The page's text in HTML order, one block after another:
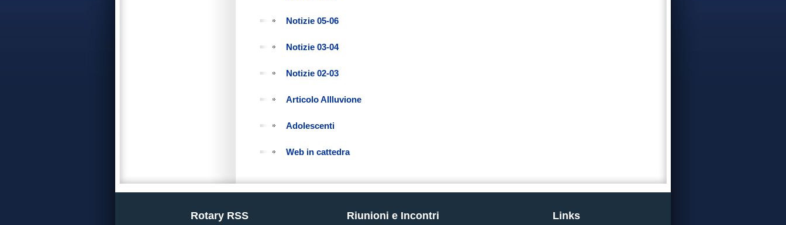
Notizie 05-06
Notizie 03-04
Notizie 02-03
Articolo Allluvione
Adolescenti
Web in cattedra
Rotary RSS Riunioni e Incontri Links